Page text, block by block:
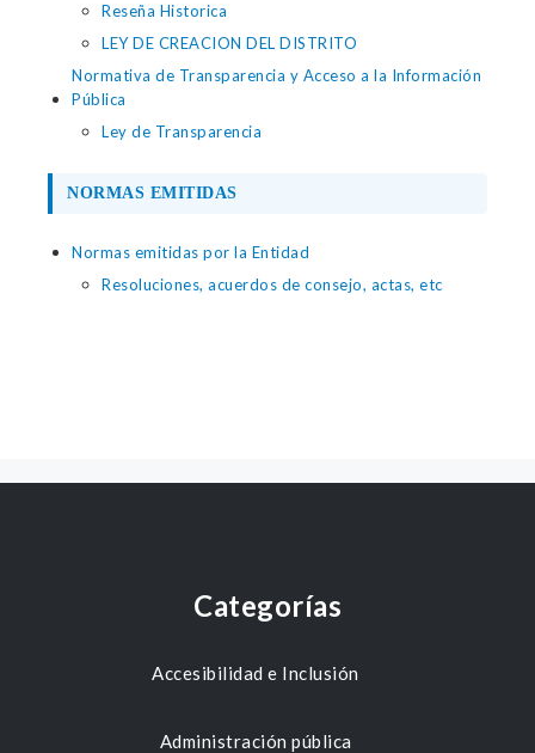
Reseña Historica
LEY DE CREACION DEL DISTRITO
Normativa de Transparencia y Acceso a la Información
Pública
Ley de Transparencia
NORMAS EMITIDAS
Normas emitidas por la Entidad
Resoluciones, acuerdos de consejo, actas, etc
Categorías
Accesibilidad e Inclusión
Administración pública